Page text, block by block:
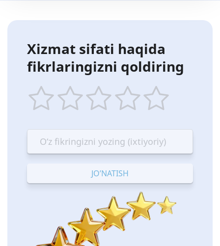
Xizmat sifati haqida
fikrlaringizni qoldiring
star
Terrible
stars
—
Bad
stars
—
OK
stars
—
Good
stars
—
Excellent